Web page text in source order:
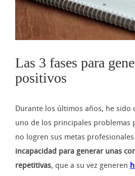
Las 3 fases para
positivos
Durante los últimos años, he sido
uno de los principales problemas
no logren sus metas
incapacidad para generar unas
repetitivas, que a su vez generen